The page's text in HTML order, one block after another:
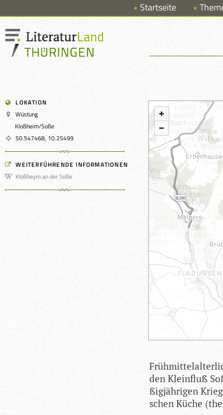
Startseite
LOKATION
Wüstung
Kloßheim/Soße
50.547468, 10.25499
WEITERFÜHRENDE INFORMATIONEN
Kloßheym an der Soße
den Klein­fluß
ßig­jäh­ri­gen
schen Küche